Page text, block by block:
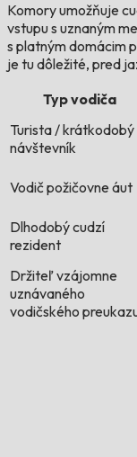
Komory umožňuje
vstupu s uznaným
s platným domácim
je tu dôležité, pred
Typ vodiča
Turista / krátkodobý
návštevník
Vodič požičovne áut
Dlhodobý cudzí
rezident
Držiteľ vzájomne
uznávaného
vodičského